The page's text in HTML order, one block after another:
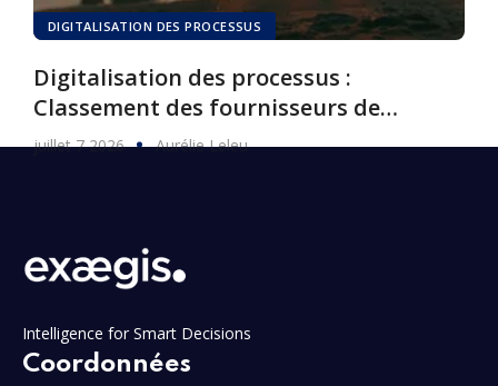
DIGITALISATION DES PROCESSUS
Digitalisation des processus :
Classement des fournisseurs de
logiciels, 2026
juillet 7 2026 Aurélie Leleu
Intelligence for Smart Decisions
Coordonnées